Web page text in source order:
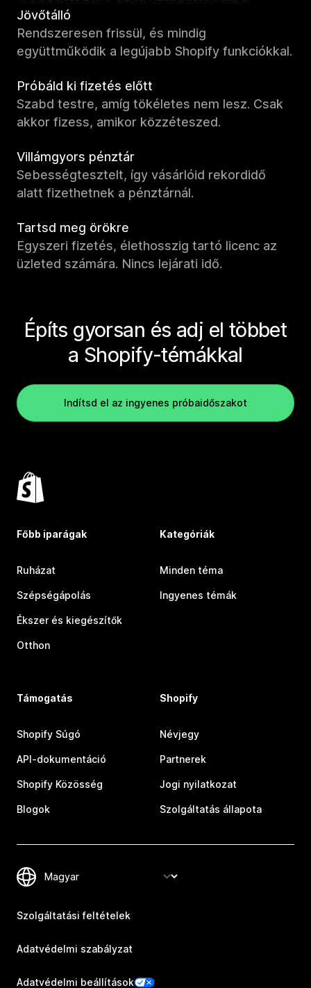
Jövőtálló
Rendszeresen frissül, és mindig
együttműködik a legújabb Shopify funkciókkal.
Próbáld ki fizetés előtt
Szabd testre, amíg tökéletes nem lesz. Csak
akkor fizess, amikor közzéteszed.
Villámgyors pénztár
Sebességtesztelt, így vásárlóid rekordidő
alatt fizethetnek a pénztárnál.
Tartsd meg örökre
Egyszeri fizetés, élethosszig tartó licenc az
üzleted számára. Nincs lejárati idő.
Építs gyorsan és adj el többet
a Shopify-témákkal
Indítsd el az ingyenes próbaidőszakot
Főbb iparágak
Ruházat
Szépségápolás
Ékszer és kiegészítők
Otthon
Kategóriák
Minden téma
Ingyenes témák
Támogatás
Shopify Súgó
API-dokumentáció
Shopify Közösség
Blogok
Shopify
Névjegy
Partnerek
Jogi nyilatkozat
Szolgáltatás állapota
Szolgáltatási feltételek
Adatvédelmi szabályzat
Adatvédelmi beállítások